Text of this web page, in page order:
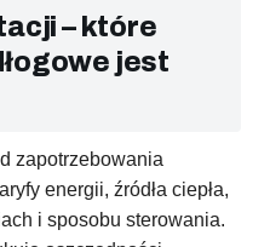
– które
jest
zapotrzebowania
energii, źródła ciepła,
i sposobu sterowania.